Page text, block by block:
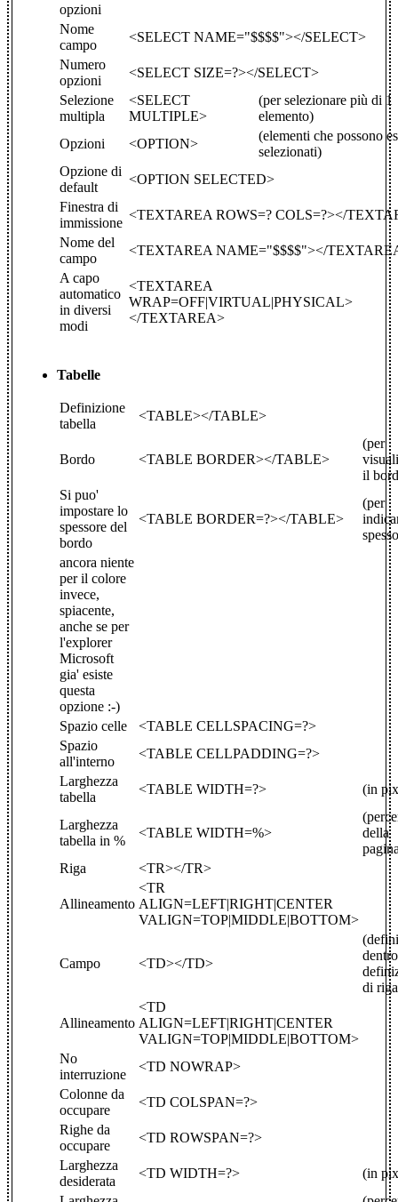
opzioni
Nome
campo
<SELECT NAME="$$$$"></SELECT>
Numero
opzioni
<SELECT SIZE=?></SELECT>
Selezione
multipla
<SELECT
MULTIPLE>
(per selezionare più di 1
elemento)
Opzioni
<OPTION>
(elementi che possono
selezionati)
Opzione di
default
<OPTION SELECTED>
Finestra di
immissione
<TEXTAREA ROWS=? COLS=?></
Nome del
campo
<TEXTAREA NAME="$$$$"></
A capo
automatico
in diversi
modi
<TEXTAREA
WRAP=OFF|VIRTUAL|PHYSICAL>
</TEXTAREA>
Tabelle
Definizione
tabella
<TABLE></TABLE>
Bordo <TABLE BORDER></TABLE>
(per
il
Si puo'
impostare lo
spessore del
bordo
<TABLE BORDER=?></TABLE>
(per
ancora niente
per il colore
invece,
spiacente,
anche se per
l'explorer
Microsoft
gia' esiste
questa
opzione :-)
Spazio celle
<TABLE CELLSPACING=?>
Spazio
all'interno
<TABLE CELLPADDING=?>
Larghezza
tabella
<TABLE WIDTH=?> (in
Larghezza
tabella in %
<TABLE WIDTH=%>
della
Riga
<TR></TR>
Allineamento
<TR
ALIGN=LEFT|RIGHT|CENTER
VALIGN=TOP|MIDDLE|BOTTOM>
Campo <TD></TD>
di
Allineamento
<TD
ALIGN=LEFT|RIGHT|CENTER
VALIGN=TOP|MIDDLE|BOTTOM>
No
interruzione
<TD NOWRAP>
Colonne da
occupare
<TD COLSPAN=?>
Righe da
occupare
<TD ROWSPAN=?>
Larghezza
desiderata
<TD WIDTH=?>
(in